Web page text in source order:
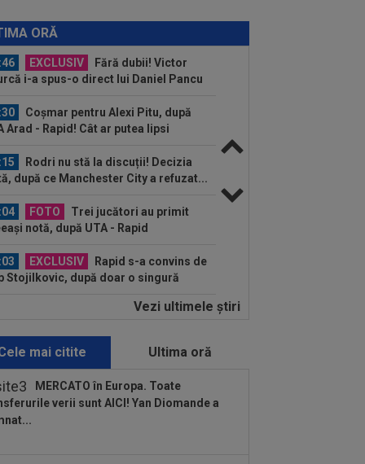
ORĂ
a fost pus "pe masă", urmează
EXCLUSIV
Fără dubii! Victor
i-a spus-o direct lui Daniel Pancu
Coșmar pentru Alexi Pitu, după
Arad - Rapid! Cât ar putea lipsi
Rodri nu stă la discuții! Decizia
după ce Manchester City a refuzat...
FOTO
Trei jucători au primit
notă, după UTA - Rapid
EXCLUSIV
Rapid s-a convins de
Stojilkovic, după doar o singură
(P) Un pariu de doar 5 Lei s-a
OFICIAL
Minus 1! România a
vestea
EXCLUSIV
”E grav ce se
Gică Craioveanu a dezvăluit
Vezi ultimele ştiri
mai citite Ultima oră
MERCATO în Europa. Toate
verii sunt AICI! Yan Diomande a